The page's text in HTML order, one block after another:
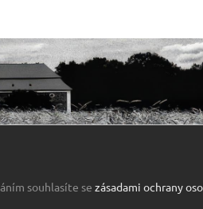
souhlasíte se zásadami ochrany